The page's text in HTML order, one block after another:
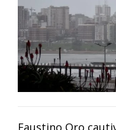
Faustino Oro